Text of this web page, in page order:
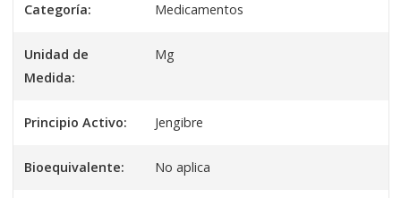
Categoría: Medicamentos
Unidad de
Medida:
Mg
Principio Activo: Jengibre
Bioequivalente: No aplica